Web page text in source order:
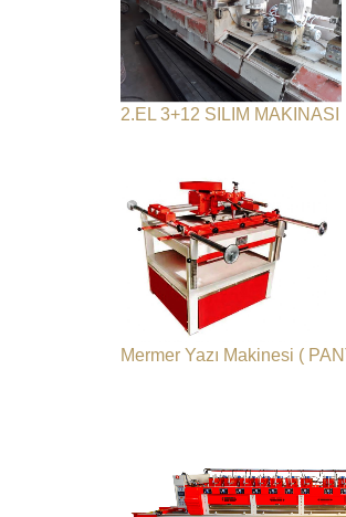
2.EL 3+12 SILIM MAKINASI
Mermer Yazı Makinesi (